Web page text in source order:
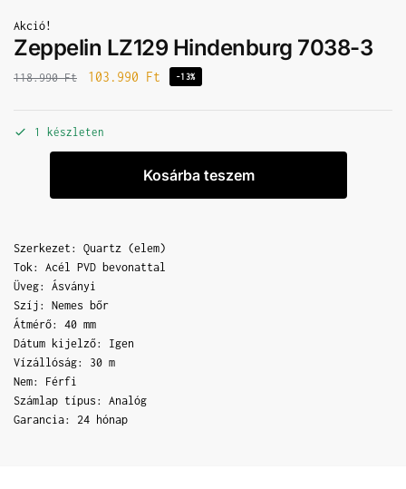
Akció!
Zeppelin LZ129 Hindenburg 7038-3
118.990Ft 103.990 Ft -13%
1 készleten
Kosárba teszem
Szerkezet: Quartz (elem)
Tok: Acél PVD bevonattal
Üveg: Ásványi
Szíj: Nemes bőr
Átmérő: 40 mm
Dátum kijelző: Igen
Vízállóság: 30 m
Nem: Férfi
Számlap típus: Analóg
Garancia: 24 hónap